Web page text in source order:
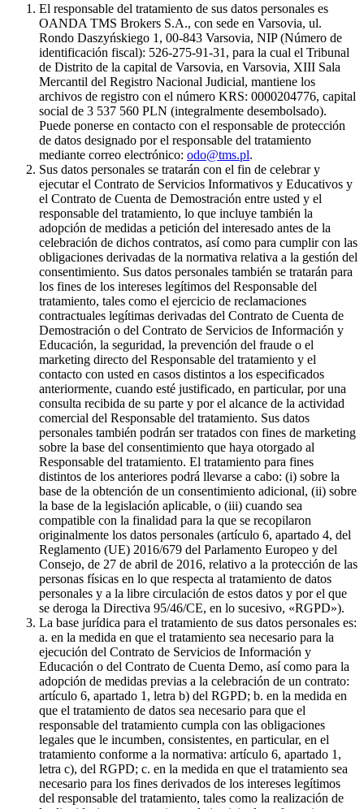
El responsable del tratamiento de sus datos personales es
OANDA TMS Brokers S.A., con sede en Varsovia, ul.
Rondo Daszyńskiego 1, 00-843 Varsovia, NIP (Número de
identificación fiscal): 526-275-91-31, para la cual el Tribunal
de Distrito de la capital de Varsovia, en Varsovia, XIII Sala
Mercantil del Registro Nacional Judicial, mantiene los
archivos de registro con el número KRS: 0000204776, capital
social de 3 537 560 PLN (integralmente desembolsado).
Puede ponerse en contacto con el responsable de protección
de datos designado por el responsable del tratamiento
mediante correo electrónico: odo@tms.pl.
Sus datos personales se tratarán con el fin de celebrar y
ejecutar el Contrato de Servicios Informativos y Educativos y
el Contrato de Cuenta de Demostración entre usted y el
responsable del tratamiento, lo que incluye también la
adopción de medidas a petición del interesado antes de la
celebración de dichos contratos, así como para cumplir con las
obligaciones derivadas de la normativa relativa a la gestión del
consentimiento. Sus datos personales también se tratarán para
los fines de los intereses legítimos del Responsable del
tratamiento, tales como el ejercicio de reclamaciones
contractuales legítimas derivadas del Contrato de Cuenta de
Demostración o del Contrato de Servicios de Información y
Educación, la seguridad, la prevención del fraude o el
marketing directo del Responsable del tratamiento y el
contacto con usted en casos distintos a los especificados
anteriormente, cuando esté justificado, en particular, por una
consulta recibida de su parte y por el alcance de la actividad
comercial del Responsable del tratamiento. Sus datos
personales también podrán ser tratados con fines de marketing
sobre la base del consentimiento que haya otorgado al
Responsable del tratamiento. El tratamiento para fines
distintos de los anteriores podrá llevarse a cabo: (i) sobre la
base de la obtención de un consentimiento adicional, (ii) sobre
la base de la legislación aplicable, o (iii) cuando sea
compatible con la finalidad para la que se recopilaron
originalmente los datos personales (artículo 6, apartado 4, del
Reglamento (UE) 2016/679 del Parlamento Europeo y del
Consejo, de 27 de abril de 2016, relativo a la protección de las
personas físicas en lo que respecta al tratamiento de datos
personales y a la libre circulación de estos datos y por el que
se deroga la Directiva 95/46/CE, en lo sucesivo, «RGPD»).
La base jurídica para el tratamiento de sus datos personales es:
a. en la medida en que el tratamiento sea necesario para la
ejecución del Contrato de Servicios de Información y
Educación o del Contrato de Cuenta Demo, así como para la
adopción de medidas previas a la celebración de un contrato:
artículo 6, apartado 1, letra b) del RGPD; b. en la medida en
que el tratamiento de datos sea necesario para que el
responsable del tratamiento cumpla con las obligaciones
legales que le incumben, consistentes, en particular, en el
tratamiento conforme a la normativa: artículo 6, apartado 1,
letra c), del RGPD; c. en la medida en que el tratamiento sea
necesario para los fines derivados de los intereses legítimos
del responsable del tratamiento, tales como la realización de